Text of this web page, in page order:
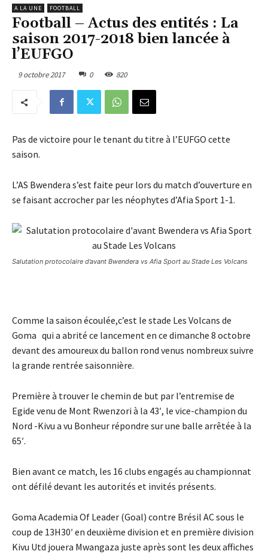
A LA UNE FOOTBALL
Football – Actus des entités : La
saison 2017-2018 bien lancée à
l’EUFGO
9 octobre 2017 0 820
Pas de victoire pour le tenant du titre à l’EUFGO cette
saison.
L’AS Bwendera s’est faite peur lors du match d’ouverture en
se faisant accrocher par les néophytes d’Afia Sport 1-1.
Salutation protocolaire d’avant Bwendera vs Afia Sport au Stade Les Volcans
Comme la saison écoulée,c’est le stade Les Volcans de
Goma qui a abrité ce lancement en ce dimanche 8 octobre
devant des amoureux du ballon rond venus nombreux suivre
la grande rentrée saisonnière.
Première à trouver le chemin de but par l’entremise de
Egide venu de Mont Rwenzori à la 43′, le vice-champion du
Nord -Kivu a vu Bonheur répondre sur une balle arrêtée à la
65′.
Bien avant ce match, les 16 clubs engagés au championnat
ont défilé devant les autorités et invités présents.
Goma Academia Of Leader (Goal) contre Brésil AC sous le
coup de 13H30′ en deuxième division et en première division
Kivu Utd jouera Mwangaza juste après sont les deux affiches